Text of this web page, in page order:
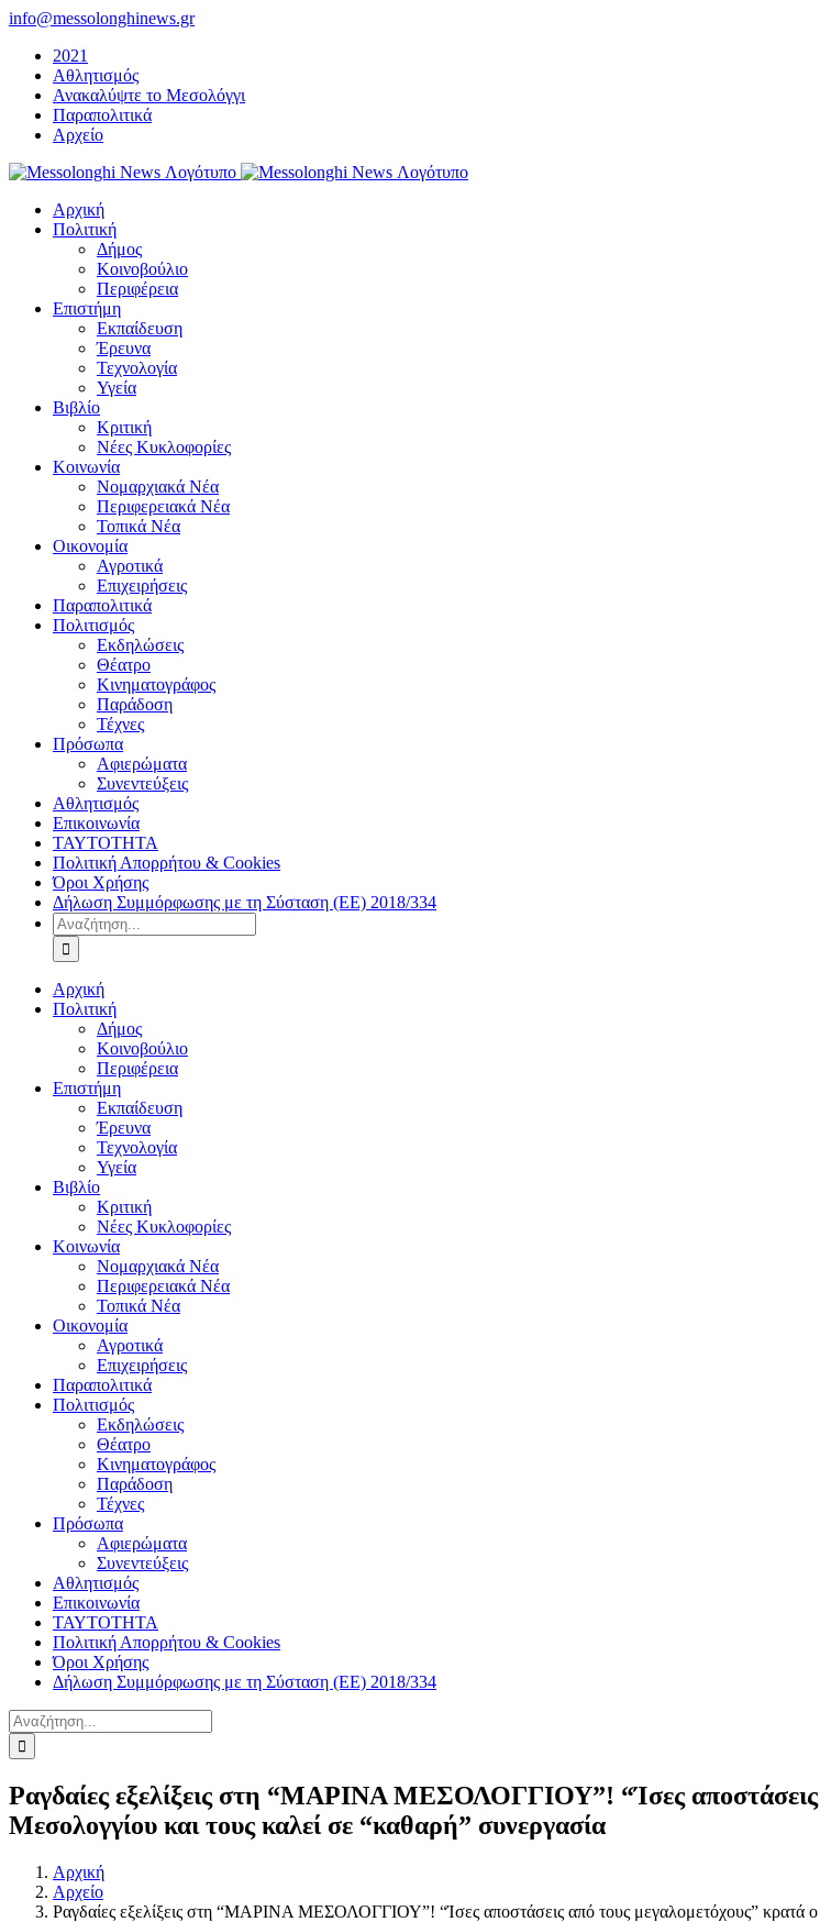
Μετάβαση
περιεχόμενο
info@messolonghinews.gr
2021
Αθλητισμός
Ανακαλύψτε το Μεσολόγγι
Παραπολιτικά
Αρχείο
Αρχική
Πολιτική
Δήμος
Κοινοβούλιο
Περιφέρεια
Επιστήμη
Εκπαίδευση
Έρευνα
Τεχνολογία
Υγεία
Βιβλίο
Κριτική
Νέες Κυκλοφορίες
Κοινωνία
Νομαρχιακά Νέα
Περιφερειακά Νέα
Τοπικά Νέα
Οικονομία
Αγροτικά
Επιχειρήσεις
Παραπολιτικά
Πολιτισμός
Εκδηλώσεις
Θέατρο
Κινηματογράφος
Παράδοση
Τέχνες
Πρόσωπα
Αφιερώματα
Συνεντεύξεις
Αθλητισμός
Επικοινωνία
ΤΑΥΤΟΤΗΤΑ
Πολιτική Απορρήτου & Cookies
Όροι Χρήσης
Δήλωση Συμμόρφωσης με τη Σύσταση (ΕΕ) 2018/334
Αναζήτηση
για:
Αρχική
Πολιτική
Δήμος
Κοινοβούλιο
Περιφέρεια
Επιστήμη
Εκπαίδευση
Έρευνα
Τεχνολογία
Υγεία
Βιβλίο
Κριτική
Νέες Κυκλοφορίες
Κοινωνία
Νομαρχιακά Νέα
Περιφερειακά Νέα
Τοπικά Νέα
Οικονομία
Αγροτικά
Επιχειρήσεις
Παραπολιτικά
Πολιτισμός
Εκδηλώσεις
Θέατρο
Κινηματογράφος
Παράδοση
Τέχνες
Πρόσωπα
Αφιερώματα
Συνεντεύξεις
Αθλητισμός
Επικοινωνία
ΤΑΥΤΟΤΗΤΑ
Πολιτική Απορρήτου & Cookies
Όροι Χρήσης
Δήλωση Συμμόρφωσης με τη Σύσταση (ΕΕ) 2018/334
Αναζήτηση
για:
Ραγδαίες εξελίξεις στη “ΜΑΡΙΝΑ ΜΕΣΟΛΟΓΓΙΟΥ”! “Ίσες αποστάσεις
Μεσολογγίου και τους καλεί σε “καθαρή” συνεργασία
Αρχική
Αρχείο
Ραγδαίες εξελίξεις στη “ΜΑΡΙΝΑ ΜΕΣΟΛΟΓΓΙΟΥ”! “Ίσες αποστάσεις από τους μεγαλομετόχους” κρατά